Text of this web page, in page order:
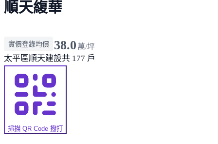
順天緮華
實價登錄均價 38.0 萬/坪
太平區順天建設共 177 戶
掃描 QR Code 撥打